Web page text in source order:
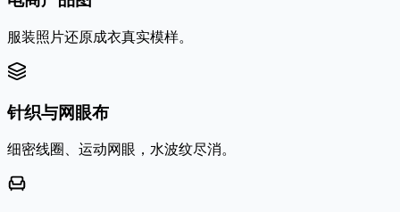
服装照片还原成衣真实模样。
针织与网眼布
细密线圈、运动网眼，水波纹尽消。